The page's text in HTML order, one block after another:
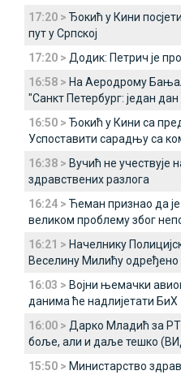
17:20 > Ђокић у Кини
пут у Српској
17:20 > Додик: Петрич је
16:58 > На Аеродрому
"Санкт Петербург: један
16:50 > Ђокић у Кини са
Успоставити сарадњу са
16:38 > Вучић не учествује
здравствених разлога
16:24 > Ћеман признао да
великом проблему због
16:21 > Начелнику
Веселину Милићу
16:03 > Војни њемачки
данима ће надлијетати БиХ
16:00 > Дарко Младић за
боље, али и даље тешко
15:50 > Министарство